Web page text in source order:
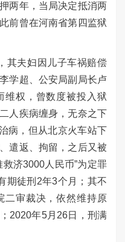
两年，当局决定抵消两
前曾在河南省第四监狱
其夫妇因儿子车祸赔偿
学超、公安局副局长卢
维权，曾数度被投入狱
人疾病缠身，无奈之下
病，但从北京火车站下
遣返、拘留，之后又被
救济3000 人民币”为定罪
期徒刑 2年3个月；其不
二审裁决，依然维持原
2020年5月 26日，刑满